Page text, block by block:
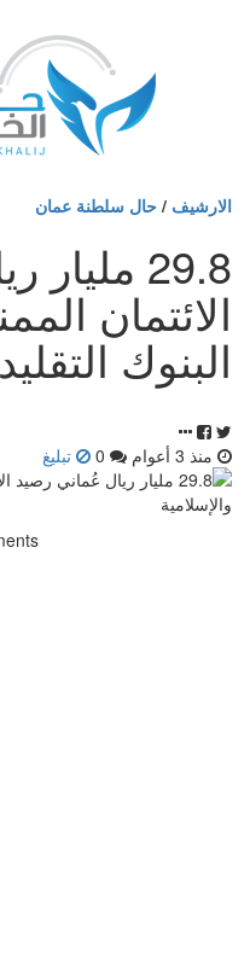
الارشيف / حال سلطنة عمان
29.8
الائتمان
البنوك
منذ 3 أعوام تبليغ